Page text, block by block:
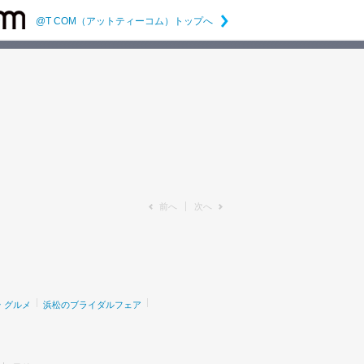
@T COM（アットティーコム）トップへ
前へ 次へ
グルメ 浜松のブライダルフェア